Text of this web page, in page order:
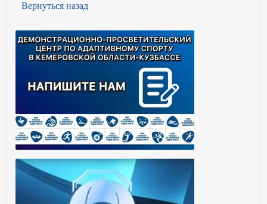
Вернуться назад